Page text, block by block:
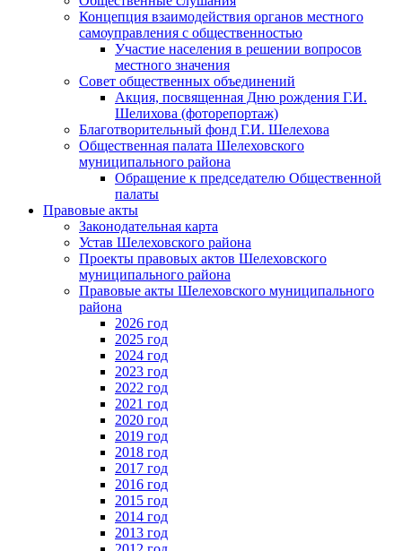
Концепция взаимодействия органов местного
самоуправления с общественностью
Участие населения в решении вопросов
местного значения
Совет общественных объединений
Акция, посвященная Дню рождения Г.И.
Шелихова (фоторепортаж)
Благотворительный фонд Г.И. Шелехова
Общественная палата Шелеховского
муниципального района
Обращение к председателю Общественной
палаты
Правовые акты
Законодательная карта
Устав Шелеховского района
Проекты правовых актов Шелеховского
муниципального района
Правовые акты Шелеховского муниципального
района
2026 год
2025 год
2024 год
2023 год
2022 год
2021 год
2020 год
2019 год
2018 год
2017 год
2016 год
2015 год
2014 год
2013 год